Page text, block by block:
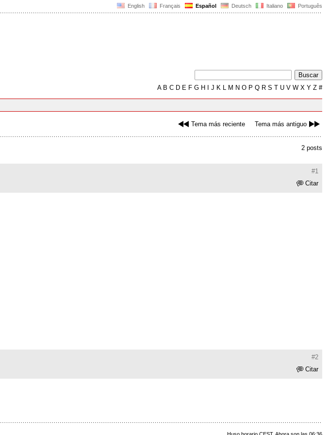
English Français Español Deutsch Italiano Português
AB C D E F G H J K L M N O P Q R S T U V W X Y Z #
Tema más reciente Tema más antiguo
2 posts
#1
Citar
#2
Citar